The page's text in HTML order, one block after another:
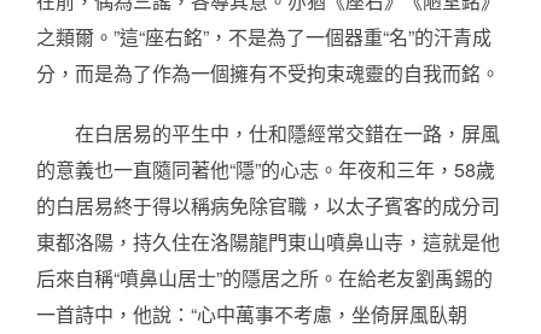
之類爾。”這“座右銘”，不是為了一個器重“名”的汗青成
分，而是為了作為一個擁有不受拘束魂靈的自我而銘。
在白居易的平生中，仕和隱經常交錯在一路，屏風
的意義也一直隨同著他“隱”的心志。年夜和三年，58歲
的白居易終于得以稱病免除官職，以太子賓客的成分司
東都洛陽，持久住在洛陽龍門東山噴鼻山寺，這就是他
后來自稱“噴鼻山居士”的隱居之所。在給老友劉禹錫的
一首詩中，他說：“心中萬事不考慮，坐倚屏風臥朝